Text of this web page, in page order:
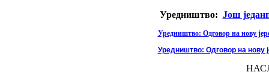
Уредништво: Још
Уредништво: Одговор на нову
Уредништво: Одговор на нову